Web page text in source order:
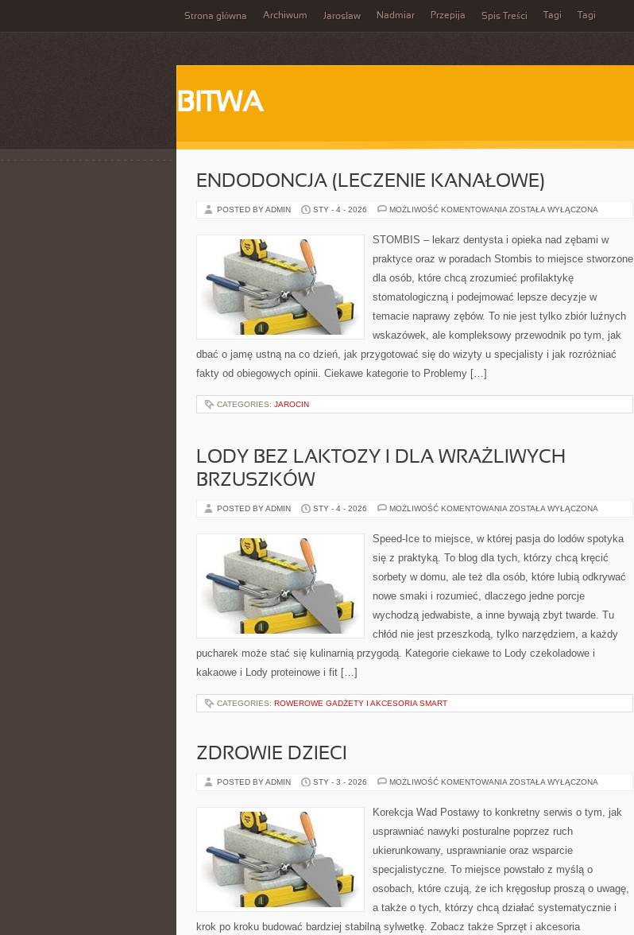
Strona główna Archiwum Jarosław Nadmiar Przepija Spis Treści Tagi Tagi
BITWA
ENDODONCJA (LECZENIE KANAŁOWE)
POSTED BY ADMIN STY - 4 - 2026 MOŻLIWOŚĆ KOMENTOWANIA ENDODONCJA
ZOSTAŁA WYŁĄCZONA
STOMBIS – lekarz dentysta i opieka nad zębami w
praktyce oraz w poradach Stombis to miejsce stworzone
dla osób, które chcą zrozumieć profilaktykę
stomatologiczną i podejmować lepsze decyzje w
temacie naprawy zębów. To nie jest tylko zbiór luźnych
wskazówek, ale kompleksowy przewodnik po tym, jak
dbać o jamę ustną na co dzień, jak przygotować się do wizyty u specjalisty i jak rozróżniać
fakty od obiegowych opinii. Ciekawe kategorie to Problemy […]
CATEGORIES: JAROCIN
LODY BEZ LAKTOZY I DLA WRAŻLIWYCH
BRZUSZKÓW
POSTED BY ADMIN STY - 4 - 2026 MOŻLIWOŚĆ KOMENTOWANIA LODY
DLA
BRZUSZKÓW
ZOSTAŁA WYŁĄCZONA
Speed-Ice to miejsce, w której pasja do lodów spotyka
się z praktyką. To blog dla tych, którzy chcą kręcić
sorbety w domu, ale też dla osób, które lubią odkrywać
nowe smaki i rozumieć, dlaczego jedne porcje
wychodzą jedwabiste, a inne bywają zbyt twarde. Tu
chłód nie jest przeszkodą, tylko narzędziem, a każdy
pucharek może stać się kulinarnią przygodą. Kategorie ciekawe to Lody czekoladowe i
kakaowe i Lody proteinowe i fit […]
CATEGORIES: ROWEROWE GADŻETY I AKCESORIA SMART
ZDROWIE DZIECI
POSTED BY ADMIN STY - 3 - 2026 MOŻLIWOŚĆ KOMENTOWANIA ZDROWIE
ZOSTAŁA WYŁĄCZONA
Korekcja Wad Postawy to konkretny serwis o tym, jak
usprawniać nawyki posturalne poprzez ruch
ukierunkowany, usprawnianie oraz wsparcie
specjalistyczne. To miejsce powstało z myślą o
osobach, które czują, że ich kręgosłup proszą o uwagę,
a także o tych, którzy chcą działać systematycznie i
krok po kroku budować bardziej stabilną sylwetkę. Zobacz także Sprzęt i akcesoria